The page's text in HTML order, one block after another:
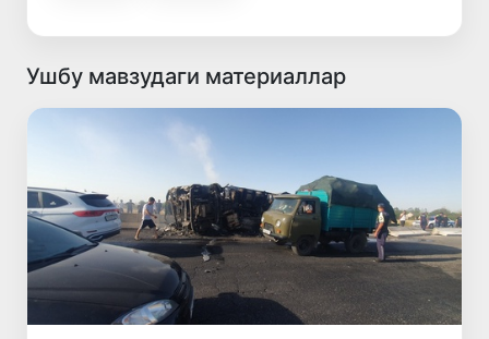
Ушбу мавзудаги материаллар